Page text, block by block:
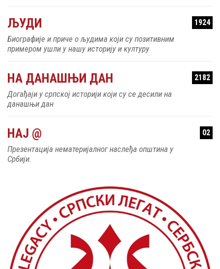
ЉУДИ 1924
Биографије и приче о људима који су позитивним
примером ушли у нашу историју и културу
НА ДАНАШЊИ ДАН 2182
Догађаји у српској историји који су се десили на
данашњи дан
НАЈ @ 02
Презентација нематеријалног наслеђа општина у
Србији.